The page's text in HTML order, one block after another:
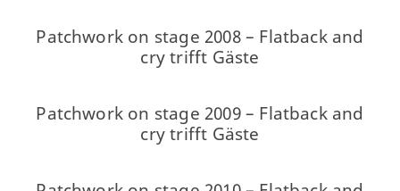
Patchwork on stage 2008 – Flatback and
cry trifft Gäste
Patchwork on stage 2009 – Flatback and
cry trifft Gäste